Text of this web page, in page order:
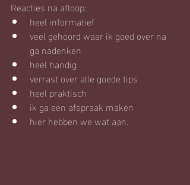
Reacties na afloop:
heel informatief
veel gehoord waar ik goed over na
ga nadenken
heel handig
verrast over alle goede tips
heel praktisch
ik ga een afspraak maken
hier hebben we wat aan.